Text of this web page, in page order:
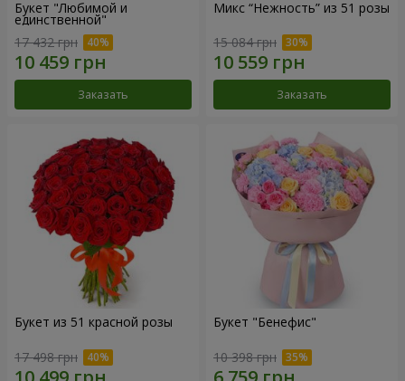
Букет "Любимой и
единственной"
17 432 грн
Заказать
Микс “Нежность” из 51 розы
15 084 грн
Заказать
Букет из 51 красной розы
17 498 грн
Букет "Бенефис"
10 398 грн